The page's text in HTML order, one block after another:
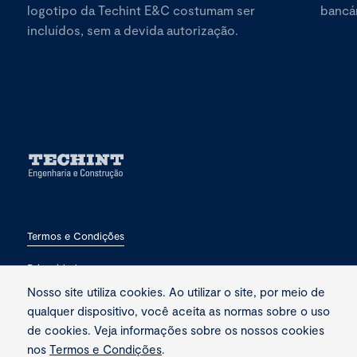
logotipo da Techint E&C costumam ser
incluídos, sem a devida autorização.
Termos e Condições
Privacidade
Fale conosco
Nosso site utiliza cookies. Ao utilizar o site, por meio de
qualquer dispositivo, você aceita as normas sobre o uso
de cookies. Veja informações sobre os nossos cookies
nos Termos e Condições.